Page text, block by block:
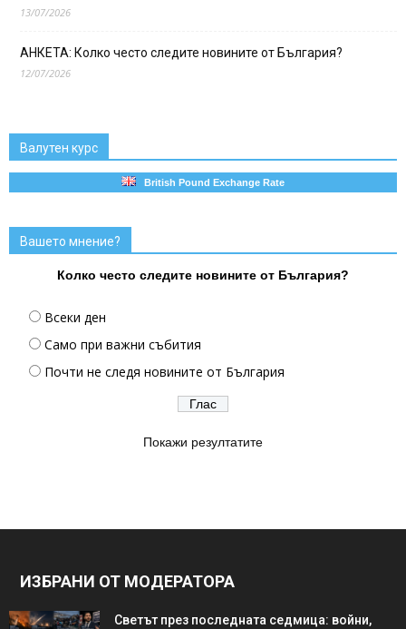
13/07/2026
АНКЕТА: Колко често следите новините от България?
12/07/2026
Валутен курс
British Pound Exchange Rate
Вашето мнение?
Колко често следите новините от България?
Всеки ден
Само при важни събития
Почти не следя новините от България
Покажи резултатите
ИЗБРАНИ ОТ МОДЕРАТОРА
Светът през последната седмица: войни,